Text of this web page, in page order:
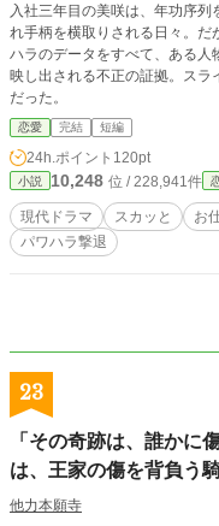
入社三年目の美咲は、年功序
れ手柄を横取りされる日々。
ハラのデータをすべて、ある人
映し出される不正の証拠。スラ
だった。
恋愛 完結 短編
24h.ポイント 120pt
小説 10,248 位 / 228,941件
現代ドラマ スカッと お
パワハラ撃退
23
「その奇跡は、誰かに
は、王家の傷を背負う
他力本願寺